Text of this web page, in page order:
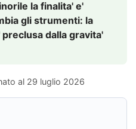
la finalita' e'
gli strumenti: la
dalla gravita'
al 29 luglio 2026